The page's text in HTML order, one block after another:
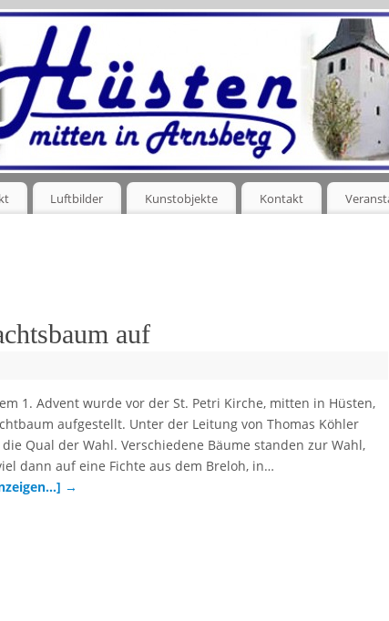
Luftbilder Kunstobjekte Kontakt
auf
1. Advent wurde vor der St. Petri Kirche, mitten in Hüsten,
aufgestellt. Unter der Leitung von Thomas Köhler
Qual der Wahl. Verschiedene Bäume standen zur Wahl,
dann auf eine Fichte aus dem Breloh, in…
→